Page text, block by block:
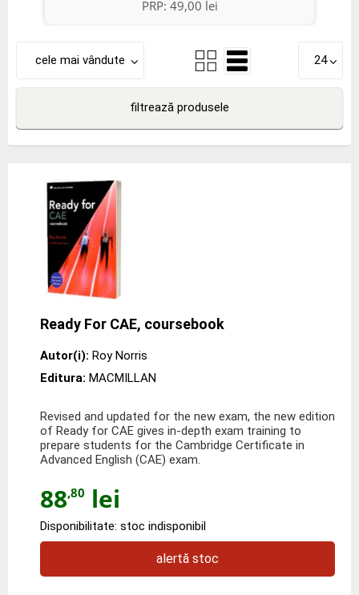
PRP: 49,00 lei
cele mai vândute 24
filtrează produsele
Ready For CAE, coursebook
Autor(i): Roy Norris
Editura: MACMILLAN
Revised and updated for the new exam, the new edition
of Ready for CAE gives in-depth exam training to
prepare students for the Cambridge Certificate in
Advanced English (CAE) exam.
88,80 lei
Disponibilitate: stoc indisponibil
alertă stoc